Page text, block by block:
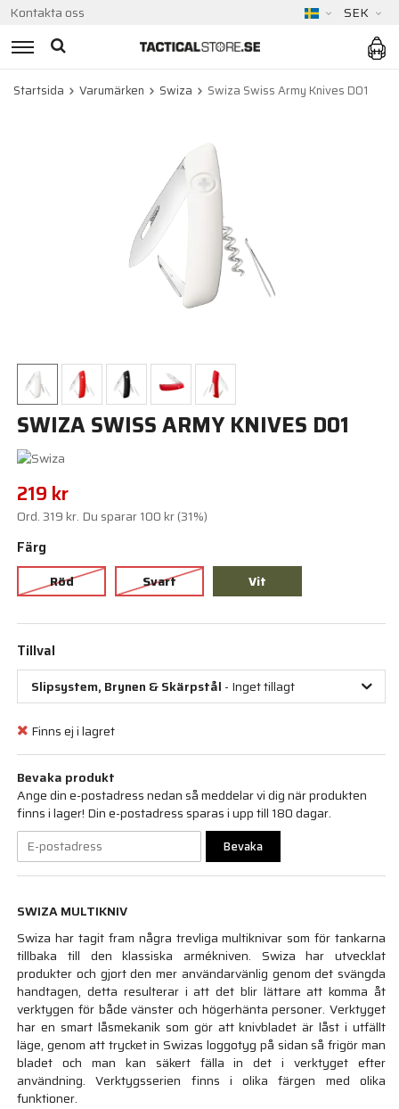
Kontakta oss SEK
Startsida Varumärken Swiza Swiza Swiss Army Knives D01
SWIZA SWISS ARMY KNIVES D01
219 kr
Ord.319 kr. Du sparar100 kr(31%)
Färg
Röd Svart Vit
Tillval
Slipsystem, Brynen & Skärpstål - Inget tillagt
Finns ej i lagret
Bevaka produkt
Ange din e-postadress nedan så meddelar vi dig när produkten
finns i lager! Din e-postadress sparas i upp till 180 dagar.
Bevaka
SWIZA MULTIKNIV
Swiza har tagit fram några trevliga multiknivar som för tankarna
tillbaka till den klassiska armékniven. Swiza har utvecklat
produkter och gjort den mer användarvänlig genom det svängda
handtagen, detta resulterar i att det blir lättare att komma åt
verktygen för både vänster och högerhänta personer. Verktyget
har en smart låsmekanik som gör att knivbladet är låst i utfällt
läge, genom att trycket in Swizas loggotyg på sidan så frigör man
bladet och man kan säkert fälla in det i verktyget efter
användning. Verktygsserien finns i olika färgen med olika
funktioner.